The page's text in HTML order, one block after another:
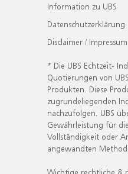
Information zu UBS
Datenschutzerklärung
Disclaimer / Impressum
* Die UBS Echtzeit-
Quotierungen von
Produkten. Diese
zugrundeliegenden
nachzufolgen. UBS
Gewährleistung für
Vollständigkeit oder
angewandten